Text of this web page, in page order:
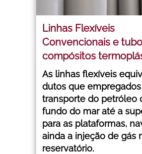
Linhas Flexíveis
Convencionais e
compósitos
As linhas flexíveis
dutos que
transporte do petróleo
fundo do mar até a
para as plataformas,
ainda a injeção de gás
reservatório.